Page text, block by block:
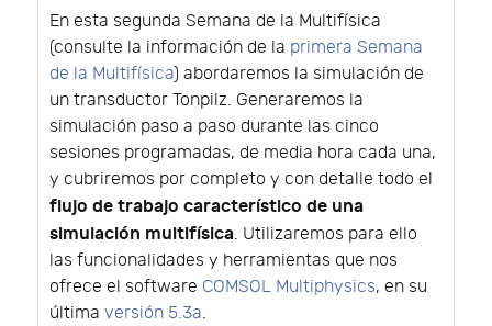
En esta segunda Semana de la Multifísica
(consulte la información de la primera Semana
de la Multifísica) abordaremos la simulación de
un transductor Tonpilz. Generaremos la
simulación paso a paso durante las cinco
sesiones programadas, de media hora cada una,
y cubriremos por completo y con detalle todo el
flujo de trabajo característico de una
simulación multifísica. Utilizaremos para ello
las funcionalidades y herramientas que nos
ofrece el software COMSOL Multiphysics, en su
última versión 5.3a.